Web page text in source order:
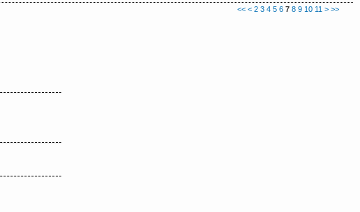
<< < 2 3 4 5 6 7 8 9 10 11 > >>